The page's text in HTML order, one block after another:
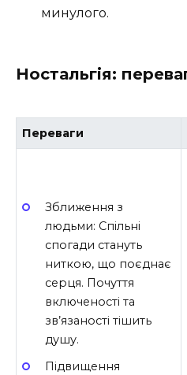
минулого.
Ностальгія:
Переваги
Зближення з
людьми: Спільні
спогади стануть
ниткою, що поєднає
серця. Почуття
включеності та
зв’язаності тішить
душу.
Підвищення